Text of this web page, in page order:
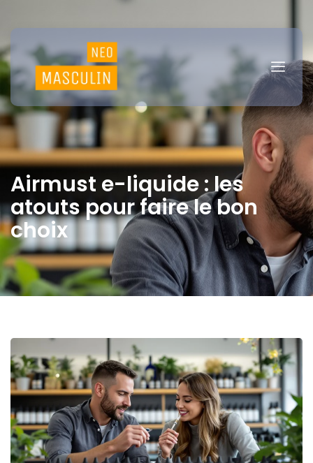
Airmust e-liquide : les
atouts pour faire le bon
choix